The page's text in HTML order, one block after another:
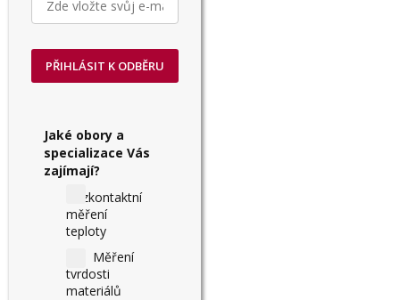
PŘIHLÁSIT K ODBĚRU
Jaké obory a
specializace Vás
zajímají?
Bezkontaktní
měření
teploty
Měření
tvrdosti
materiálů